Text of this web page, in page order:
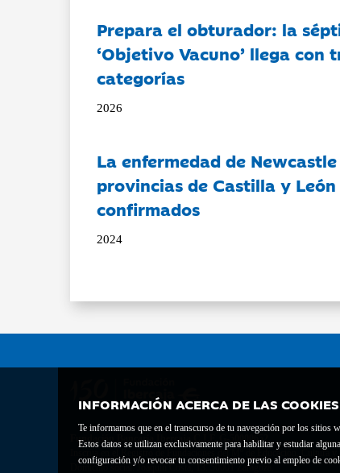
INFORMACIÓN ACERCA DE LAS
Te informamos que en el transcurso de tu navegación por los sitios
Estos datos se utilizan exclusivamente para habilitar y estudiar
configuración y/o revocar tu consentimiento previo al empleo de
Prepara el obturador: la
‘Objetivo Vacuno’ llega con
categorías
2026
La enfermedad de
provincias de Castilla y
confirmados
2024
Fundación Bancaria Ibercaja C.I.F. G-50000652.
Inscrita en el Registro de Fundaciones del Mº de Educación, Cultura y
Domicilio social: Joaquín Costa, 13. 50001 Zaragoza.